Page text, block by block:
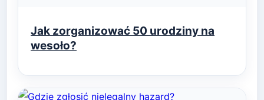
Jak zorganizować 50 urodziny na
wesoło?